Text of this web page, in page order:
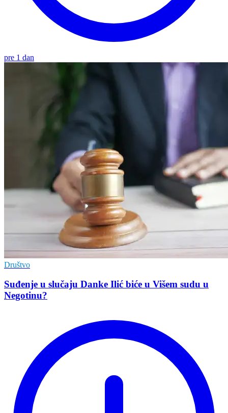
pre 1 dan
Društvo
Suđenje u slučaju Danke Ilić biće u Višem sudu u
Negotinu?